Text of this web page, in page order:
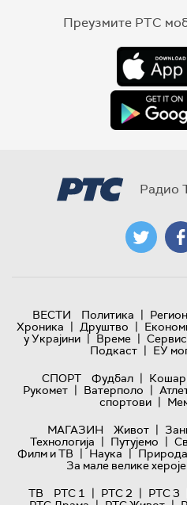
Преузмите РТС
Радио
ВЕСТИ Политика | Регион
Хроника | Друштво |
у Украјини | Време |
Подкаст | ЕУ
СПОРТ
Фудбал |
Рукомет | Ватерполо |
спортови |
МАГАЗИН
Живот |
Технологијa | Путујемо |
Филм и ТВ | Наука | Природа
За мале велике хероје
ТВ
РТС 1 | РТС 2 | РТС 3